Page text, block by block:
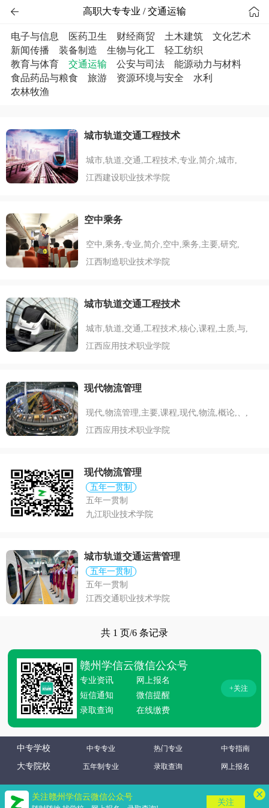
 高职大专专业 / 交通运输 
电子与信息 医药卫生 财经商贸 土木建筑
文化艺术
新闻传播
装备制造 生物与化工
轻工纺织
教育与体育
交通运输 公安与司法
能源动力与材料
食品药品与粮食
旅游 资源环境与安全
水利
农林牧渔
城市轨道交通工程技术
城市,轨道,交通,工程技术,专业,简介,城市,
江西建设职业技术学院
空中乘务
空中,乘务,专业,简介,空中,乘务,主要,研究,
江西制造职业技术学院
城市轨道交通工程技术
城市,轨道,交通,工程技术,核心,课程,土质,与,
江西应用技术职业学院
现代物流管理
现代,物流管理,主要,课程,现代,物流,概论,、,
江西应用技术职业学院
现代物流管理
五年一贯制
五年一贯制
九江职业技术学院
城市轨道交通运营管理
五年一贯制
五年一贯制
江西交通职业技术学院
共 1 页/6 条记录
赣州学信云微信公众号
专业资讯
网上报名
短信通知
微信提醒
录取查询
在线缴费
+关注
中专学校 中专专业 热门专业 中专指南
大专院校 五年制专业 录取查询 网上报名
关注赣州学信云微信公众号
关注